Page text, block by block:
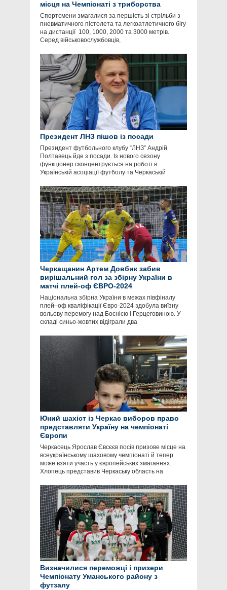
місця на Чемпіонаті з триборства
Спортсмени змагалися за першість зі стрільби з
пневматичного пістолета та легкоатлетичного бігу
на дистанції 100, 1000, 2000 та 3000 метрів.
Серед військовослужбовців,
Президент ЛНЗ пішов із посади
Президент футбольного клубу “ЛНЗ” Андрій
Полтавець йде з посади. Із нового сезону
функціонер сконцентрується на роботі в
Українській асоціації футболу та Черкаській
Черкащанин Артем Довбик забив
вирішальний гол за збірну України в
матчі плей-оф ЄВРО-2024
Національна збірна України в межах півфіналу
плей–оф кваліфікації Євро-2024 здобула виїзну
вольову перемогу над Боснією і Герцеговиною. У
складі синьо-жовтих відіграли два
Юний шахіст із Черкас виборов право
представляти Україну на чемпіонаті
Європи
Черкасець Ярослав Євсєєв посів призове місце на
всеукраїнському шаховому чемпіонаті й тепер
може взяти участь у європейських змаганнях.
Хлопець представив Черкаську область на
Визначилися переможці і призери
Чемпіонату Уманського району з
футзалу